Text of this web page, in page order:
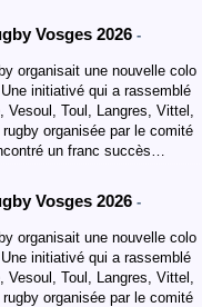
Vosges 2026 -
organisait une nouvelle colo
initiativé qui a rassemblé
Vesoul, Toul, Langres, Vittel,
organisée par le comité
un franc succès…
Vosges 2026 -
organisait une nouvelle colo
initiativé qui a rassemblé
Vesoul, Toul, Langres, Vittel,
organisée par le comité